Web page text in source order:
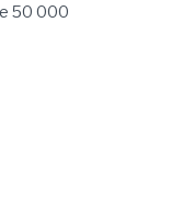
50 000